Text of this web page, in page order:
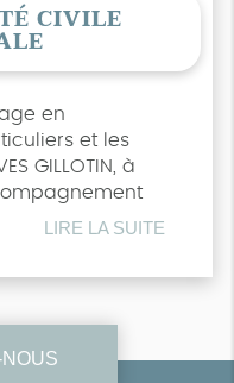
CIVILE
en
et les
GILLOTIN, à
du bâtiment :
LIRE LA SUITE